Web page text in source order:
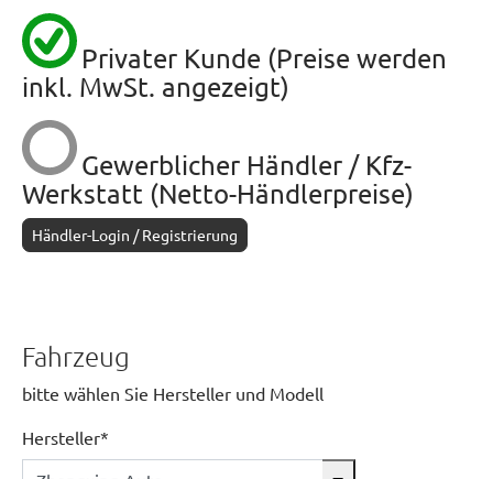
Privater Kunde (Preise werden
inkl. MwSt. angezeigt)
Gewerblicher Händler / Kfz-
Werkstatt (Netto-Händlerpreise)
Händler-Login / Registrierung
Fahrzeug
bitte wählen Sie Hersteller und Modell
Hersteller*